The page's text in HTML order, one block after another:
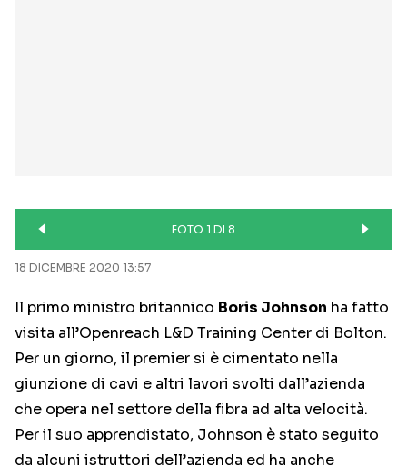
FOTO 1 DI 8
18 DICEMBRE 2020 13:57
Il primo ministro britannico Boris Johnson ha fatto
visita all’Openreach L&D Training Center di Bolton.
Per un giorno, il premier si è cimentato nella
giunzione di cavi e altri lavori svolti dall’azienda
che opera nel settore della fibra ad alta velocità.
Per il suo apprendistato, Johnson è stato seguito
da alcuni istruttori dell’azienda ed ha anche